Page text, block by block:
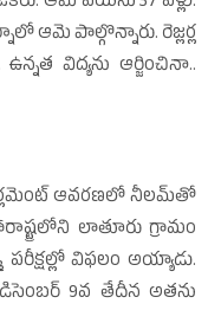
ఆమె పాల్గొన్నారు. రెజ్లర్ల
విద్యను ఆర్జించినా..
ఆవరణలో నీలమ్‌తో
లాతూరు గ్రామం
విఫలం అయ్యాడు.
డిసెంబర్‌ 9వ తేదీన అతను